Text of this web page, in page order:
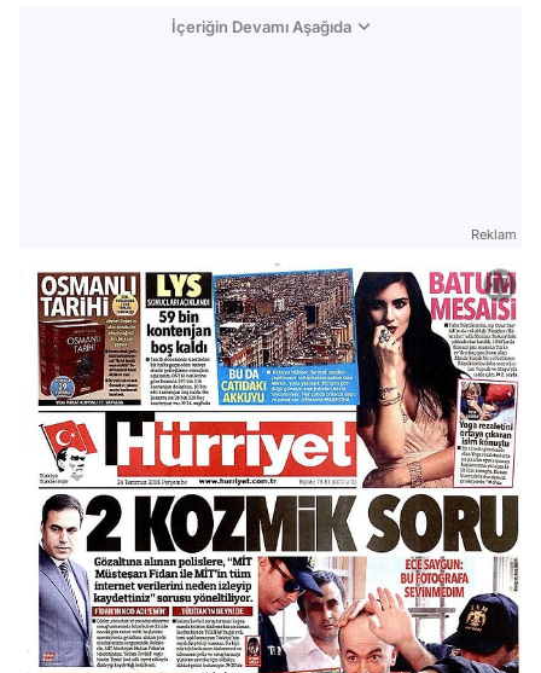
İçeriğin Devamı Aşağıda
Reklam